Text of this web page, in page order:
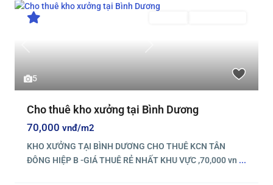
5
Previous Next
Cho thuê kho xưởng tại Bình Dương
70,000 vnđ/m2
KHO XƯỞNG TẠI BÌNH DƯƠNG CHO THUÊ KCN TÂN
ĐÔNG HIỆP B -GIÁ THUÊ RẺ NHẤT KHU VỰC ,70,000 vn ...